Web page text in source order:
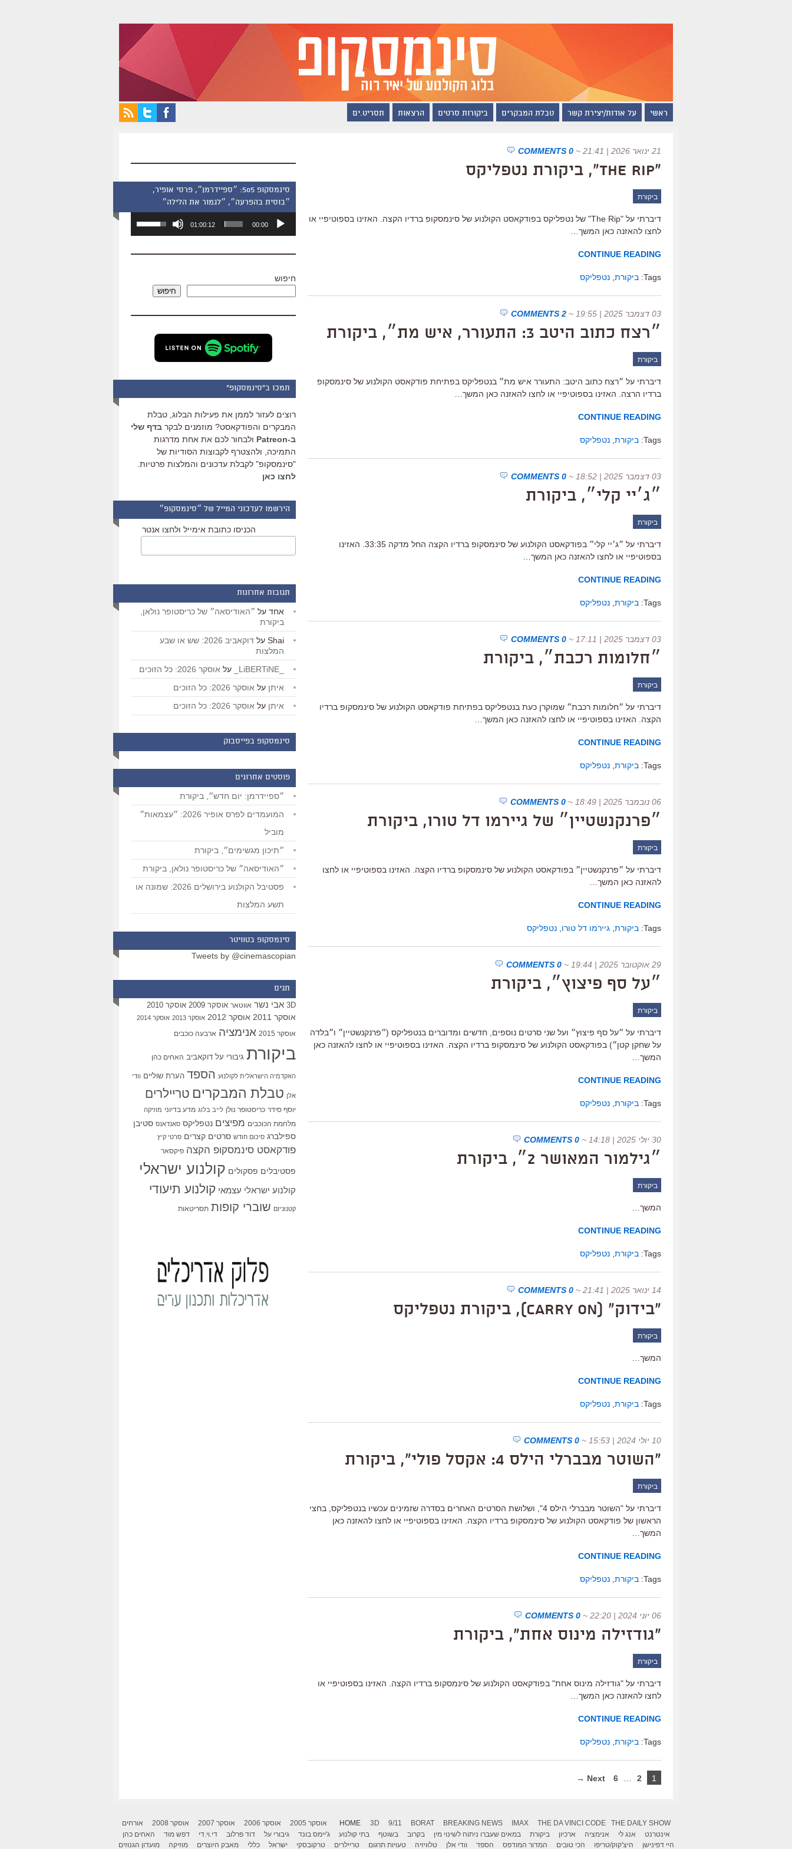
ראשי על אודות/יצירת קשר טבלת המבקרים ביקורות סרטים הרצאות תסריט.ים
21 ינואר 2026 | 21:41 ~
0 COMMENTS
"The Rip", ביקורת נטפליקס
ביקורת
דיברתי על "The Rip" של נטפליקס בפודקאסט הקולנוע של סינמסקופ ברדיו הקצה. האזינו בספוטיפיי או
לחצו להאזנה כאן המשך…
CONTINUE READING
Tags: ביקורת נטפליקס
03 דצמבר 2025 | 19:55 ~
2 COMMENTS
״רצח כתוב היטב 3: התעורר, איש מת״, ביקורת
ביקורת
דיברתי על ״רצח כתוב היטב: התעורר איש מת״ בנטפליקס בפתיחת פודקאסט הקולנוע של סינמסקופ
ברדיו הרצה. האזינו בספוטיפיי או לחצו להאזנה כאן המשך…
CONTINUE READING
Tags: ביקורת נטפליקס
03 דצמבר 2025 | 18:52 ~
0 COMMENTS
״ג׳יי קלי״, ביקורת
ביקורת
דיברתי על ״ג׳יי קלי״ בפודקאסט הקולנוע של סינמסקופ ברדיו הקצה החל מדקה 33:35. האזינו
בספוטיפיי או לחצו להאזנה כאן המשך…
CONTINUE READING
Tags: ביקורת נטפליקס
03 דצמבר 2025 | 17:11 ~
0 COMMENTS
״חלומות רכבת״, ביקורת
ביקורת
דיברתי על ״חלומות רכבת״ שמוקרן כעת בנטפליקס בפתיחת פודקאסט הקולנוע של סינמסקופ ברדיו
הקצה. האזינו בספוטיפיי או לחצו להאזנה כאן המשך…
CONTINUE READING
Tags: ביקורת נטפליקס
06 נובמבר 2025 | 18:49 ~
0 COMMENTS
״פרנקנשטיין״ של גיירמו דל טורו, ביקורת
ביקורת
דיברתי על ״פרנקנשטיין״ בפודקאסט הקולנוע של סינמסקופ ברדיו הקצה. האזינו בספוטיפיי או לחצו
להאזנה כאן המשך…
CONTINUE READING
Tags: ביקורת גיירמו דל טורו נטפליקס
29 אוקטובר 2025 | 19:44 ~
0 COMMENTS
״על סף פיצוץ״, ביקורת
ביקורת
דיברתי על ״על סף פיצוץ״ ועל שני סרטים נוספים, חדשים ומדוברים בנטפליקס (״פרנקנשטיין״ ו״בלדה
על שחקן קטן״) בפודקאסט הקולנוע של סינמסקופ ברדיו הקצה. האזינו בספוטיפיי או לחצו להאזנה כאן
המשך…
CONTINUE READING
Tags: ביקורת נטפליקס
30 יולי 2025 | 14:18 ~
0 COMMENTS
״גילמור המאושר 2״, ביקורת
ביקורת
המשך…
CONTINUE READING
Tags: ביקורת נטפליקס
14 ינואר 2025 | 21:41 ~
0 COMMENTS
"בידוק" (Carry On), ביקורת נטפליקס
ביקורת
המשך…
CONTINUE READING
Tags: ביקורת נטפליקס
10 יולי 2024 | 15:53 ~
0 COMMENTS
"השוטר מבברלי הילס 4: אקסל פולי", ביקורת
ביקורת
דיברתי על "השוטר מבברלי הילס 4", ושלושת הסרטים האחרים בסדרה שזמינים עכשיו בנטפליקס, בחצי
הראשון של פודקאסט הקולנוע של סינמסקופ ברדיו הקצה. האזינו בספוטיפיי או לחצו להאזנה כאן
המשך…
CONTINUE READING
Tags: ביקורת נטפליקס
06 יוני 2024 | 22:20 ~
0 COMMENTS
"גודזילה מינוס אחת", ביקורת
ביקורת
דיברתי על "גודזילה מינוס אחת" בפודקאסט הקולנוע של סינמסקופ ברדיו הקצה. האזינו בספוטיפיי או
לחצו להאזנה כאן המשך…
CONTINUE READING
Tags: ביקורת נטפליקס
1
2
6
Next →
סינמסקופ 505: ״ספיידרמן״, פרסי אופיר,
״בוסית בהפרעה״, ״לגמור את הלילה״
אודיו
00:00
01:00:12
השתמש
כדי
שמע.
חיפוש
חיפוש
תמכו ב"סינמסקופ"
רוצים לעזור לממן את פעילות הבלוג, טבלת
המבקרים והפודקאסט? מוזמנים לבקר בדף שלי
ב-Patreon
ולבחור לכם את אחת מדרגות
התמיכה, ולהצטרף לקבוצות הסודיות של
"סינמסקופ" לקבלת עדכונים והמלצות פרטיות.
לחצו כאן
הירשמו לעדכוני המייל של ״סינמסקופ״
הכניסו כתובת אימייל ולחצו אנטר
תגובות אחרונות
אחד על ״האודיסאה״ של כריסטופר נולאן,
ביקורת
Shai על
דוקאביב 2026: שש או שבע
המלצות
על אוסקר 2026: כל הזוכים
איתן על אוסקר 2026: כל הזוכים
איתן על אוסקר 2026: כל הזוכים
סינמסקופ בפייסבוק
פוסטים אחרונים
״ספיידרמן: יום חדש״, ביקורת
המועמדים לפרס אופיר 2026: ״עצמאות״
מוביל
״תיכון מגשימים״, ביקורת
״האודיסאה״ של כריסטופר נולאן, ביקורת
פסטיבל הקולנוע בירושלים 2026: שמונה או
תשע המלצות
סינמסקופ בטוויטר
Tweets by @cinemascopian
תגים
3D אבי נשר אווטאר אוסקר 2009 אוסקר 2010
אוסקר 2011 אוסקר 2012 אוסקר 2013 אוסקר 2014
אוסקר 2015 אנימציה ארבעה כוכבים
ביקורת גיבורי על דוקאביב האחים כהן
האקדמיה הישראלית לקולנוע הספד הערת שוליים וודי
אלן טבלת המבקרים טריילרים
יוסף סידר כריסטופר נולן לייב בלוג מדע בדיוני מוזיקה
מלחמת הכוכבים מפיצים נטפליקס סאנדאנס סטיבן
ספילברג סיכום חודש סרטים קצרים סרטי קיץ
פודקאסט סינמסקופ הקצה פיקסאר
פסטיבלים פסקולים קולנוע ישראלי
קולנוע ישראלי עצמאי קולנוע תיעודי
קטנוניזם שוברי קופות תסריטאות
HOME 3D 9/11 BORAT BREAKING NEWS IMAX THE DA VINCI CODE THE DAILY SHOW אוסקר 2005 אוסקר 2006 אוסקר 2007 אוסקר 2008
אורחים
אינטרנט
אנג לי אנימציה ארכיון ביקורת במאים שעברו ניתוח לשינוי מין בקרוב בשוטף בתי קולנוע ג'יימס בונד גיבורי על דוד פרלוב די.וי.די דפש מוד
האחים כהן
היי דפינישן
היצ'קוק/טריפו הכי טובים המדור המודפס הספד וודי אלן טלוויזיה טעויות תרגום טריילרים טרקובסקי ישראל כללי מאבק היוצרים מוזיקה מועדון הגנוזים